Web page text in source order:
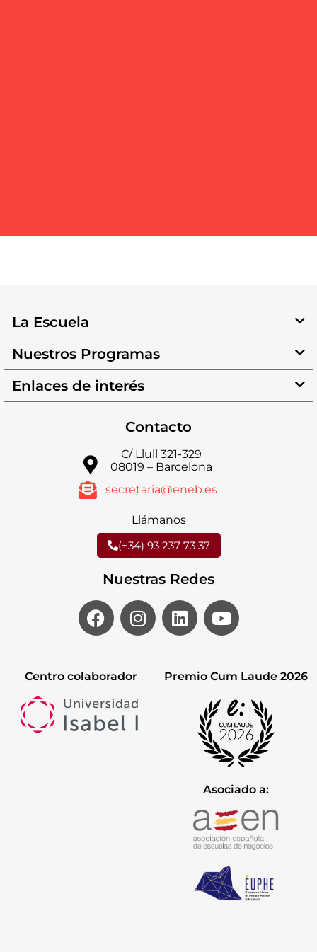
La Escuela
Nuestros Programas
Enlaces de interés
Contacto
C/ Llull 321-329
08019 – Barcelona
secretaria@eneb.es
Llámanos
(+34) 93 237 73 37
Nuestras Redes
Centro colaborador Premio Cum Laude 2026
Asociado a: